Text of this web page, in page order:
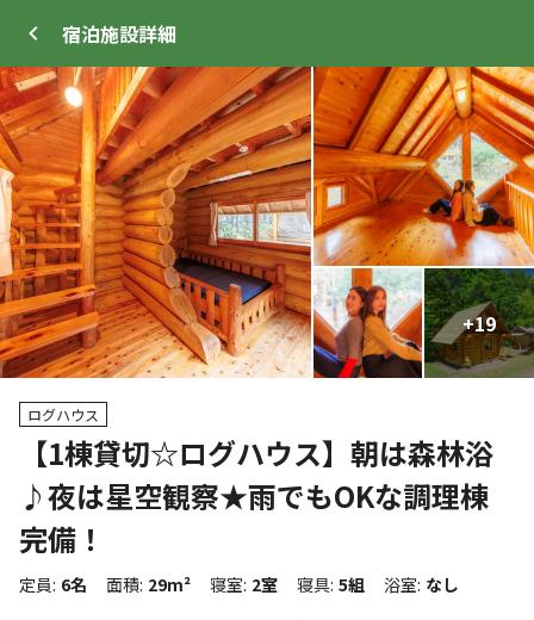
宿泊施設詳細
+19
ログハウス
【1棟貸切☆ログハウス】朝は森林浴
♪夜は星空観察★雨でもOKな調理棟
完備！
定員: 6名 面積: 29m² 寝室: 2室 寝具: 5組 浴室: なし
+33
サイト・宿泊施設
WEB予約可能 クーポン利用可 宿泊施設
83人
のほほんパークひだおさか（旧：飛騨
小坂ふれあいの森キャンプ場）